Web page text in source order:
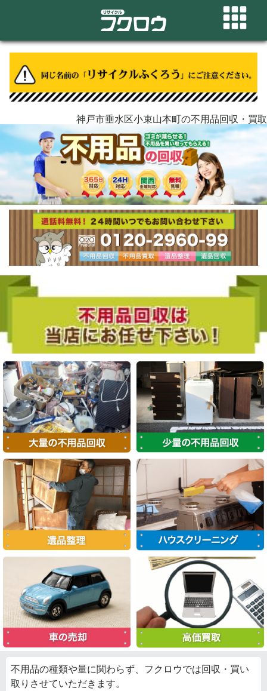
神戸市垂水区小束山本町の不用品回収・買取
不用品の種類や量に関わらず、フクロウでは回収・買い
取りさせていただきます。